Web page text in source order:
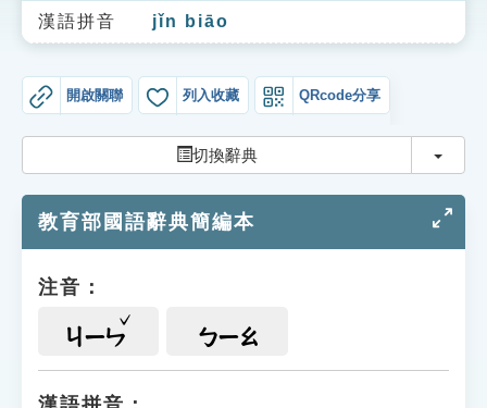
生字詞彙表
成語故事
索引選單
單字索引
遊戲專區
漢語拼音 jǐn biāo
開啟關聯 列入收藏 QRcode分享
切換辭典 切換
教育部國語辭典簡編本
注音：
ㄐㄧㄣ ㄅㄧㄠ